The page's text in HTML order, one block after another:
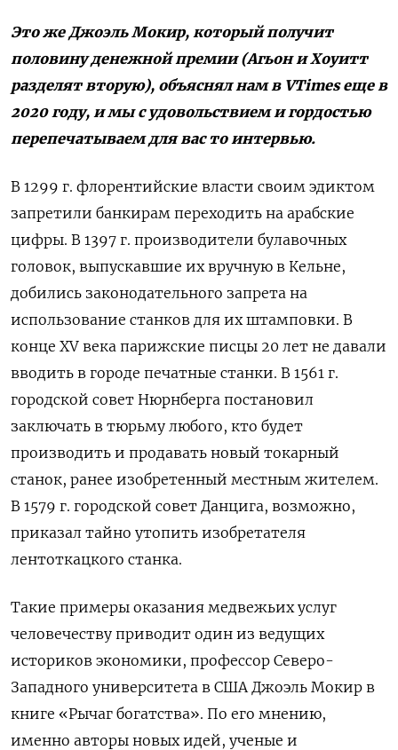
Это же Джоэль Мокир, который получит
половину денежной премии (Агьон и Хоуитт
разделят вторую), объяснял нам в VTimes еще в
2020 году, и мы с удовольствием и гордостью
перепечатываем для вас то интервью.
В 1299 г. флорентийские власти своим эдиктом
запретили банкирам переходить на арабские
цифры. В 1397 г. производители булавочных
головок, выпускавшие их вручную в Кельне,
добились законодательного запрета на
использование станков для их штамповки. В
конце XV века парижские писцы 20 лет не давали
вводить в городе печатные станки. В 1561 г.
городской совет Нюрнберга постановил
заключать в тюрьму любого, кто будет
производить и продавать новый токарный
станок, ранее изобретенный местным жителем.
В 1579 г. городской совет Данцига, возможно,
приказал тайно утопить изобретателя
лентоткацкого станка.
Такие примеры оказания медвежьих услуг
человечеству приводит один из ведущих
историков экономики, профессор Северо-
Западного университета в США Джоэль Мокир в
книге «Рычаг богатства». По его мнению,
именно авторы новых идей, ученые и